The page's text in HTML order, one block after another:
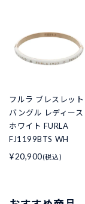
フルラ ブレスレット
バングル レディース
ホワイト FURLA
FJ1199BTS WH
¥20,900(税込)